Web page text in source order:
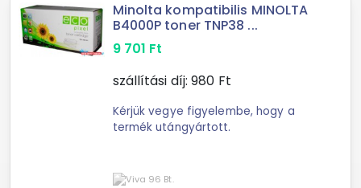
Minolta kompatibilis MINOLTA
B4000P toner TNP38 ...
9 701 Ft
szállítási díj: 980 Ft
Kérjük vegye figyelembe, hogy a
termék utángyártott.